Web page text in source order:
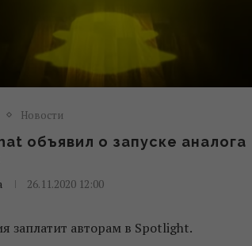
Новости
объявил о запуске аналога
26.11.2020 12:00
заплатит авторам в Spotlight.